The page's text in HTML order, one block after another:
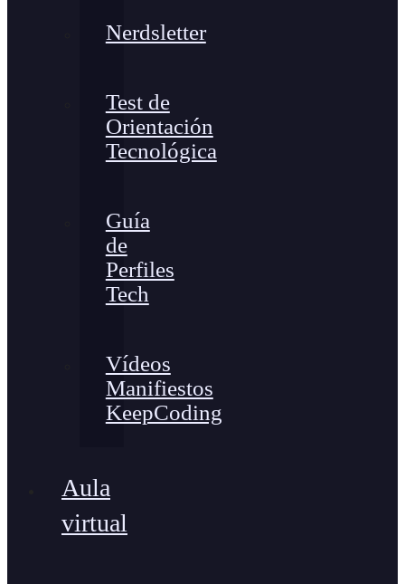
Nerdsletter
Test de
Orientación
Tecnológica
Guía
de
Perfiles
Tech
Vídeos
Manifiestos
KeepCoding
Aula
virtual